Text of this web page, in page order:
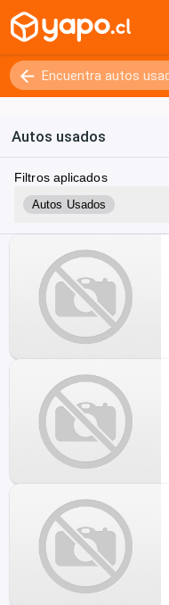
Autos usados
Filtros aplicados
Autos Usados